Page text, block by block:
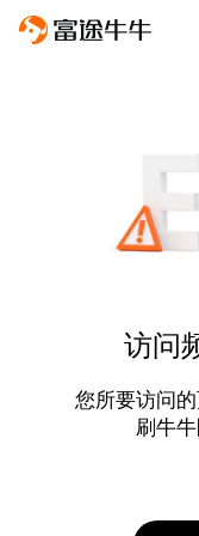
访问
您所要访问
刷牛